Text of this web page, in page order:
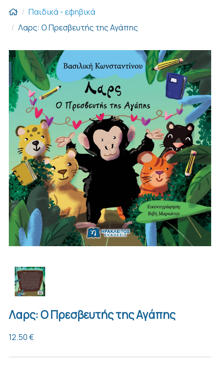
Παιδικά - εφηβικά
Λαρς: Ο Πρεσβευτής της Αγάπης
Λαρς: Ο Πρεσβευτής της Αγάπης
12.50 €